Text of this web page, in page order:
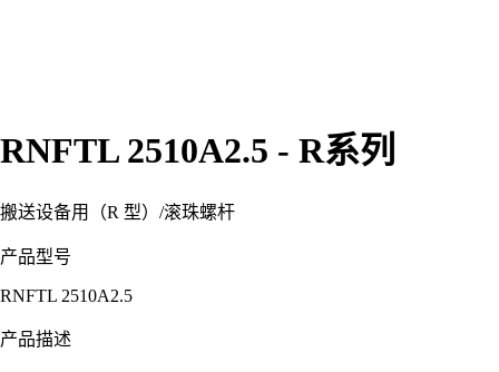
RNFTL 2510A2.5 - R系列
搬送设备用（R 型） /滚珠螺杆
产品型号
RNFTL 2510A2.5
产品描述